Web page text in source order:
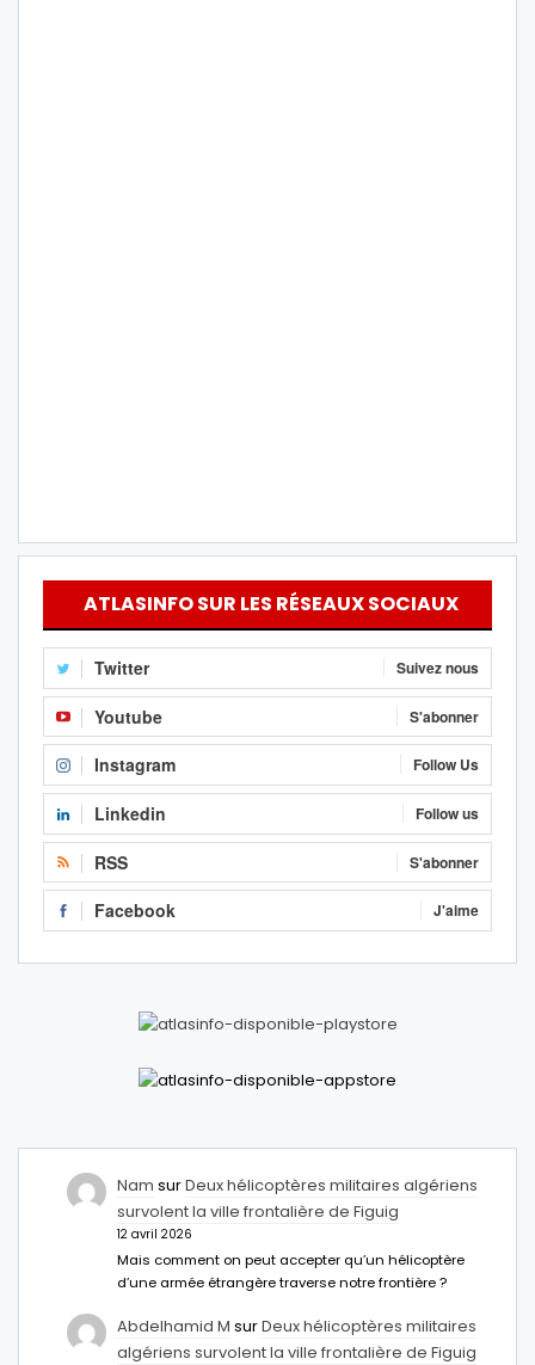
ATLASINFO SUR LES RÉSEAUX SOCIAUX
Twitter Suivez nous
Youtube S'abonner
Instagram Follow Us
Linkedin Follow us
RSS S'abonner
Facebook J'aime
Nam surDeux hélicoptères militaires algériens
survolent la ville frontalière de Figuig
12 avril 2026
Mais comment on peut accepter qu’un hélicoptère
d’une armée étrangère traverse notre frontière ?
Abdelhamid M surDeux hélicoptères militaires
algériens survolent la ville frontalière de Figuig